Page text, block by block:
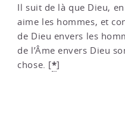
Il suit de là que Dieu,
aime les hommes, et
de Dieu envers les
de l’Âme envers Dieu
chose. [*]